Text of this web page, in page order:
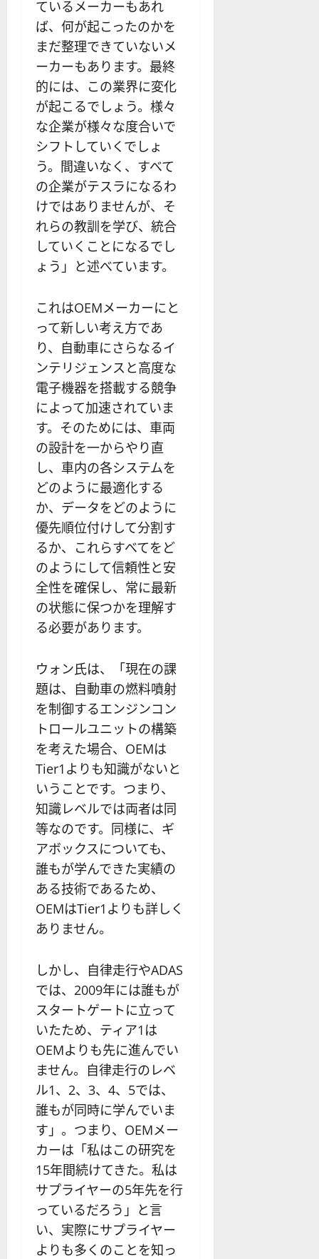
ているメーカーもあれ
ば、何が起こったのかを
まだ整理できていないメ
ーカーもあります。最終
的には、この業界に変化
が起こるでしょう。様々
な企業が様々な度合いで
シフトしていくでしょ
う。間違いなく、すべて
の企業がテスラになるわ
けではありませんが、そ
れらの教訓を学び、統合
していくことになるでし
ょう」と述べています。
これはOEMメーカーにと
って新しい考え方であ
り、自動車にさらなるイ
ンテリジェンスと高度な
電子機器を搭載する競争
によって加速されていま
す。そのためには、車両
の設計を一からやり直
し、車内の各システムを
どのように最適化する
か、データをどのように
優先順位付けして分割す
るか、これらすべてをど
のようにして信頼性と安
全性を確保し、常に最新
の状態に保つかを理解す
る必要があります。
ウォン氏は、「現在の課
題は、自動車の燃料噴射
を制御するエンジンコン
トロールユニットの構築
を考えた場合、OEMは
Tier1よりも知識がないと
いうことです。つまり、
知識レベルでは両者は同
等なのです。同様に、ギ
アボックスについても、
誰もが学んできた実績の
ある技術であるため、
OEMはTier1よりも詳しく
ありません。
しかし、自律走行やADAS
では、2009年には誰もが
スタートゲートに立って
いたため、ティア1は
OEMよりも先に進んでい
ません。自律走行のレベ
ル1、2、3、4、5では、
誰もが同時に学んでいま
す」。つまり、OEMメー
カーは「私はこの研究を
15年間続けてきた。私は
サプライヤーの5年先を行
っているだろう」と言
い、実際にサプライヤー
よりも多くのことを知っ